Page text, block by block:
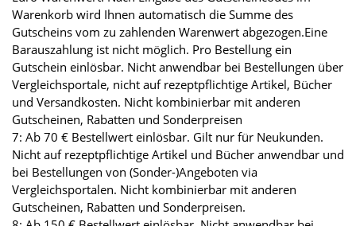
Warenkorb wird Ihnen automatisch die Summe des
Gutscheins vom zu zahlenden Warenwert abgezogen.Eine
Barauszahlung ist nicht möglich. Pro Bestellung ein
Gutschein einlösbar. Nicht anwendbar bei Bestellungen über
Vergleichsportale, nicht auf rezeptpflichtige Artikel, Bücher
und Versandkosten. Nicht kombinierbar mit anderen
Gutscheinen, Rabatten und Sonderpreisen
7: Ab 70 € Bestellwert einlösbar. Gilt nur für Neukunden.
Nicht auf rezeptpflichtige Artikel und Bücher anwendbar und
bei Bestellungen von (Sonder-)Angeboten via
Vergleichsportalen. Nicht kombinierbar mit anderen
Gutscheinen, Rabatten und Sonderpreisen.